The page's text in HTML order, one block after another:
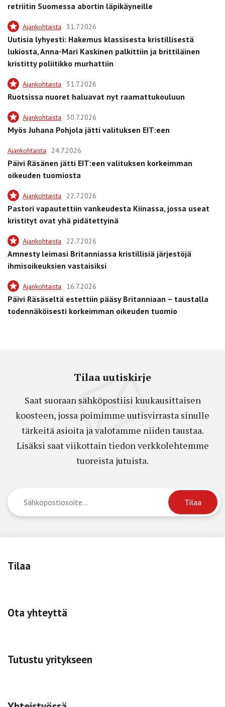
retriitin Suomessa abortin läpikäyneille
Ajankohtaista 31.7.2026
Uutisia lyhyesti: Hakemus klassisesta kristillisestä
lukiosta, Anna-Mari Kaskinen palkittiin ja brittiläinen
kristitty poliitikko murhattiin
Ajankohtaista 31.7.2026
Ruotsissa nuoret haluavat nyt raamattukouluun
Ajankohtaista 30.7.2026
Myös Juhana Pohjola jätti valituksen EIT:een
Ajankohtaista 24.7.2026
Päivi Räsänen jätti EIT:een valituksen korkeimman
oikeuden tuomiosta
Ajankohtaista 22.7.2026
Pastori vapautettiin vankeudesta Kiinassa, jossa useat
kristityt ovat yhä pidätettyinä
Ajankohtaista 22.7.2026
Amnesty leimasi Britanniassa kristillisiä järjestöjä
ihmisoikeuksien vastaisiksi
Ajankohtaista 16.7.2026
Päivi Räsäseltä estettiin pääsy Britanniaan – taustalla
todennäköisesti korkeimman oikeuden tuomio
Tilaa uutiskirje
Saat suoraan sähköpostiisi kuukausittaisen
koosteen, jossa poimimme uutisvirrasta sinulle
tärkeitä asioita ja valotamme niiden taustaa.
Lisäksi saat viikottain tiedon verkkolehtemme
tuoreista jutuista.
Tilaa
Ota yhteyttä
Tutustu yritykseen